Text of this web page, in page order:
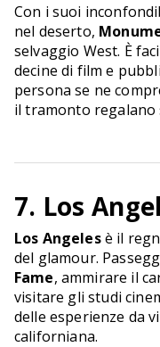
Con i suoi
nel deserto,
selvaggio West. È
decine di film e
persona se ne
il tramonto regalano
7. Los
Los Angelesè il
del glamour.
Fame, ammirare il
visitare gli studi
delle esperienze da
californiana.